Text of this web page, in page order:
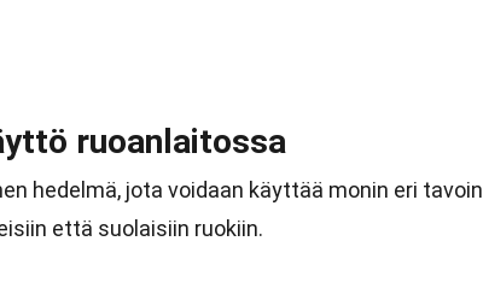
ruoanlaitossa
hedelmä, jota voidaan käyttää monin eri tavoin
että suolaisiin ruokiin.